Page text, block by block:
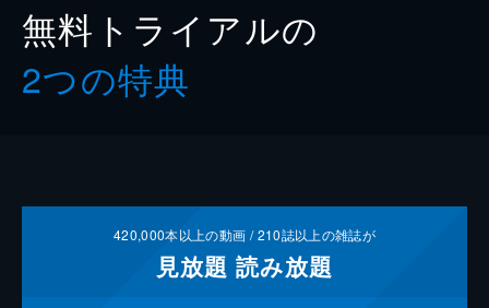
無料トライアルの
2つの特典
420,000本以上の動画 /210誌以上の雑誌が
見放題 読み放題